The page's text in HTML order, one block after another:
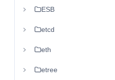
ESB
etcd
eth
etree